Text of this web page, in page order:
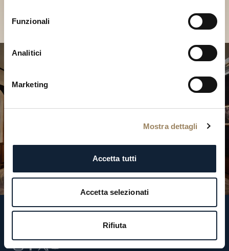
Funzionali
Analitici
Marketing
Mostra dettagli
Accetta tutti
Accetta selezionati
Rifiuta